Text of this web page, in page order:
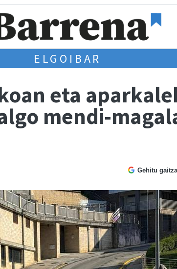
ELGOIBAR
eta
mendi-
Gehitu